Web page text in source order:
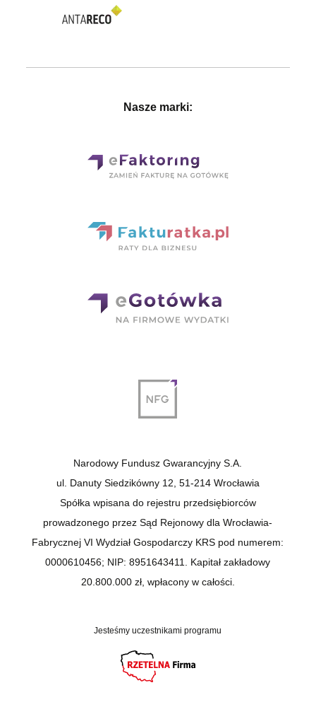
Nasze marki:
Narodowy Fundusz Gwarancyjny S.A.
ul. Danuty Siedzikówny 12, 51-214 Wrocławia
Spółka wpisana do rejestru przedsiębiorców
prowadzonego przez Sąd Rejonowy dla Wrocławia-
Fabrycznej VI Wydział Gospodarczy KRS pod numerem:
0000610456; NIP: 8951643411. Kapitał zakładowy
20.800.000 zł, wpłacony w całości.
Jesteśmy uczestnikami programu